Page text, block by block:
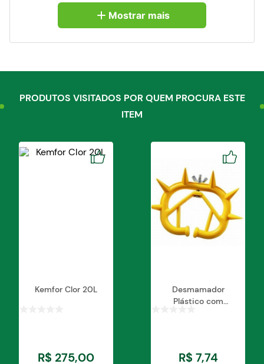
Lock em latão cromado, não entorta com o uso
diário e não vaza. Agulha Veterinária Hoppner é
para você que busca por um produto de alta
Mostrar mais
PRODUTOS VISITADOS POR QUEM PROCURA ESTE
ITEM
Kemfor Clor 20L
R$ 275,00
Desmamador
Plástico com
R$ 7,74